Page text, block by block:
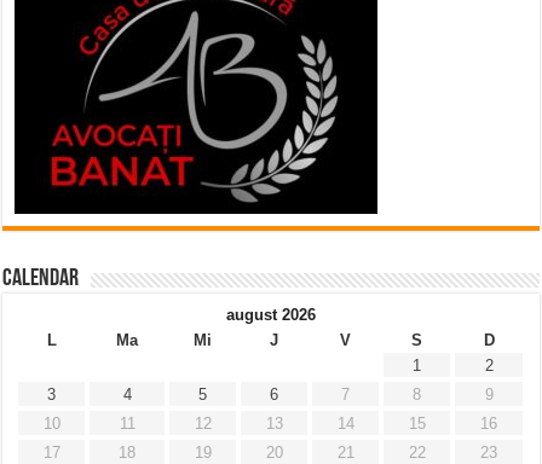
Calendar
august 2026
L
Ma Mi J V S
D
1
2
3
4 5 6 7 8
9
10
11 12 13 14 15
16
17
18 19 20 21 22
23